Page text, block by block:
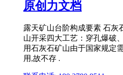
原创力文档
露天矿山台阶构成要素 石灰
山开采四大工艺：穿孔爆破
用石灰石矿山由于国家规定
用,故不存 .